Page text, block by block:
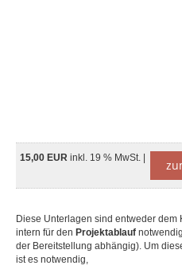
15,00 EUR inkl. 19 % MwSt. |
Diese Unterlagen sind entweder
intern für den Projektablauf
der Bereitstellung abhängig). Um
ist es notwendig,